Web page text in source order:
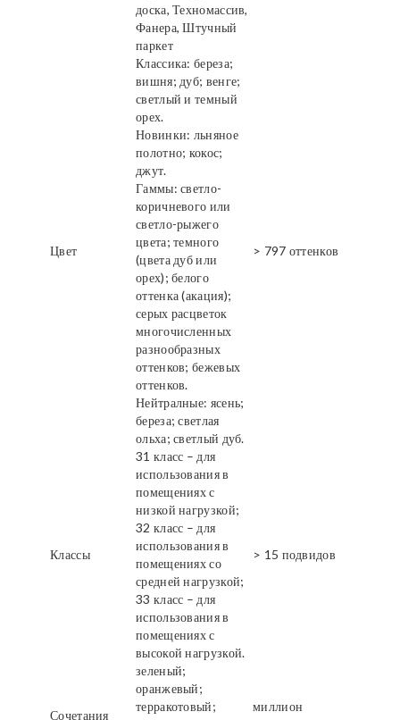
доска, Техномассив,
Фанера, Штучный
паркет
Цвет
Классика: береза;
вишня; дуб; венге;
светлый и темный
орех.
Новинки: льняное
полотно; кокос;
джут.
Гаммы: светло-
коричневого или
светло-рыжего
цвета; темного
(цвета дуб или
орех); белого
оттенка (акация);
серых расцветок
многочисленных
разнообразных
оттенков; бежевых
оттенков.
Нейтралные: ясень;
береза; светлая
ольха; светлый дуб.
> 797 оттенков
Классы
31 класс – для
использования в
помещениях с
низкой нагрузкой;
32 класс – для
использования в
помещениях со
средней нагрузкой;
33 класс – для
использования в
помещениях с
высокой нагрузкой.
> 15 подвидов
Сочетания
зеленый;
оранжевый;
терракотовый;
миллион